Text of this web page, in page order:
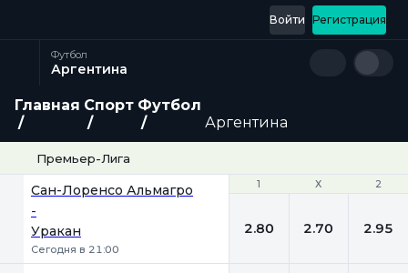
Регистрация
Войти
Футбол
Аргентина
Главная Спорт Футбол
Аргентина
Премьер-Лига
1 Х 2
Сан-Лоренсо Альмагро
-
Уракан
Сегодня в 21:00
1 Х 2
2.80 2.70 2.95